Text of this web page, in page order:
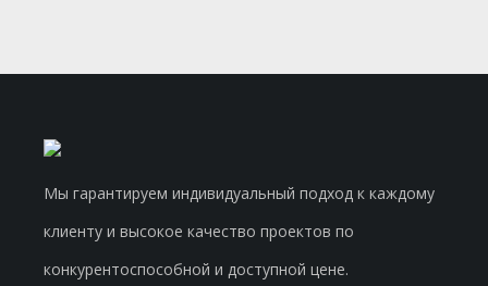
Мы гарантируем индивидуальный подход к каждому
клиенту и высокое качество проектов по
конкурентоспособной и доступной цене.